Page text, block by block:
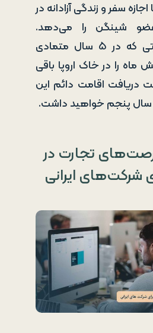
اجازه سفر و زندگی آزادانه در
عضو شینگن را می‌دهد.
همچنین در صورتی که در ۵ سال متمادی
را در خاک اروپا باقی
دریافت اقامت دائم این
سال پنجم خواهید داشت.
تجارت در
شرکت‌های ایرانی